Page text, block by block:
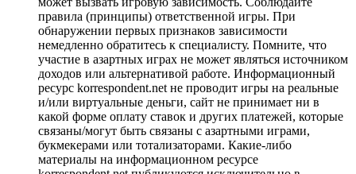
правила (принципы) ответственной игры. При
обнаружении первых признаков зависимости
немедленно обратитесь к специалисту. Помните, что
участие в азартных играх не может являться источником
доходов или альтернативой работе. Информационный
ресурс korrespondent.net не проводит игры на реальные
и/или виртуальные деньги, сайт не принимает ни в
какой форме оплату ставок и других платежей, которые
связаны/могут быть связаны с азартными играми,
букмекерами или тотализаторами. Какие-либо
материалы на информационном ресурсе